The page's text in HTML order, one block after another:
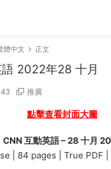
體中文 正文
2022年28 十月
推廣
點擊查看封面大圖
CNN 互動英語 – 28 十月
| 84 pages | True PDF |